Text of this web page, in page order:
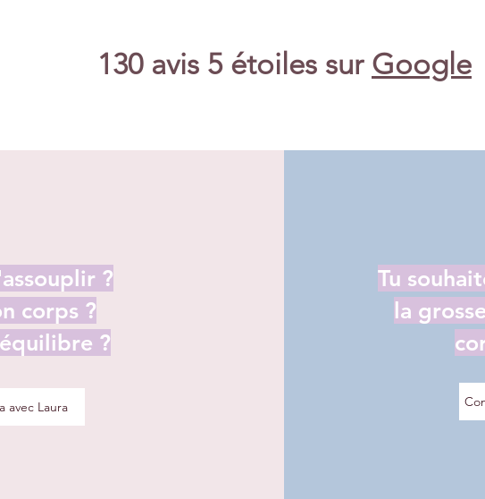
130 avis 5 étoiles sur Google
?
corps ?
?
avec Laura
Tu
la